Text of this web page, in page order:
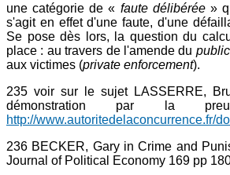
une catégorie de « faute délibérée »
s'agit en effet d'une faute, d'une
Se pose dès lors, la question du
place : au travers de l'amende du
aux victimes (private enforcement).
235 voir sur le sujet LASSERRE,
démonstration par la
http://www.autoritedelaconcurrence.fr/
236 BECKER, Gary in Crime and
Journal of Political Economy 169 pp